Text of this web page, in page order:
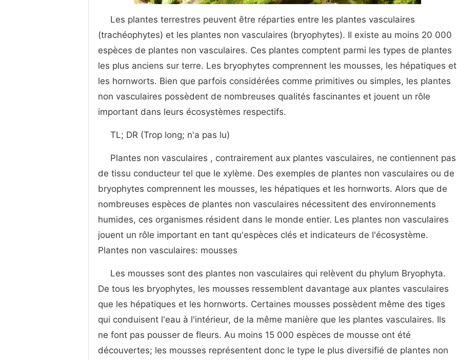
Les plantes terrestres peuvent être réparties entre les plantes vasculaires
(trachéophytes) et les plantes non vasculaires (bryophytes). Il existe au moins 20 000
espèces de plantes non vasculaires. Ces plantes comptent parmi les types de plantes
les plus anciens sur terre. Les bryophytes comprennent les mousses, les hépatiques et
les hornworts. Bien que parfois considérées comme primitives ou simples, les plantes
non vasculaires possèdent de nombreuses qualités fascinantes et jouent un rôle
important dans leurs écosystèmes respectifs.
TL; DR (Trop long; n'a pas lu)
Plantes non vasculaires , contrairement aux plantes vasculaires, ne contiennent pas
de tissu conducteur tel que le xylème. Des exemples de plantes non vasculaires ou de
bryophytes comprennent les mousses, les hépatiques et les hornworts. Alors que de
nombreuses espèces de plantes non vasculaires nécessitent des environnements
humides, ces organismes résident dans le monde entier. Les plantes non vasculaires
jouent un rôle important en tant qu'espèces clés et indicateurs de l'écosystème.
Plantes non vasculaires: mousses
Les mousses sont des plantes non vasculaires qui relèvent du phylum Bryophyta.
De tous les bryophytes, les mousses ressemblent davantage aux plantes vasculaires
que les hépatiques et les hornworts. Certaines mousses possèdent même des tiges
qui conduisent l'eau à l'intérieur, de la même manière que les plantes vasculaires. Ils
ne font pas pousser de fleurs. Au moins 15 000 espèces de mousse ont été
découvertes; les mousses représentent donc le type le plus diversifié de plantes non